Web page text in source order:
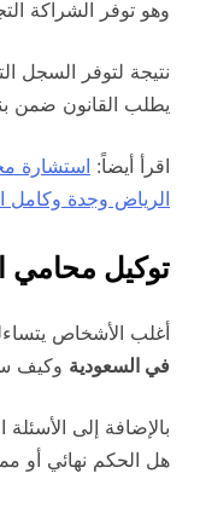
وهو توفر الشراكة
نتيجة لتوفر السجل
يطلب القانون ضمن
اقرأ أيضاً: استشارة
الرياض وجدة وكامل
توكيل محامي
أغلب الأشخاص
في السعودية وكيف
بالإضافة إلى
هل الحكم نهائي أو